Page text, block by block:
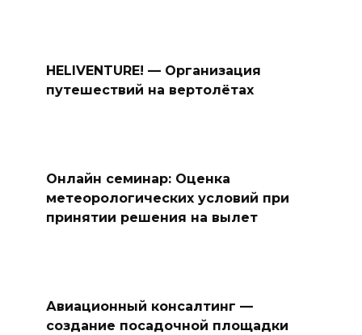
HELIVENTURE! — Организация
путешествий на вертолётах
Онлайн семинар: Оценка
метеорологических условий при
принятии решения на вылет
Авиационный консалтинг —
создание посадочной площадки